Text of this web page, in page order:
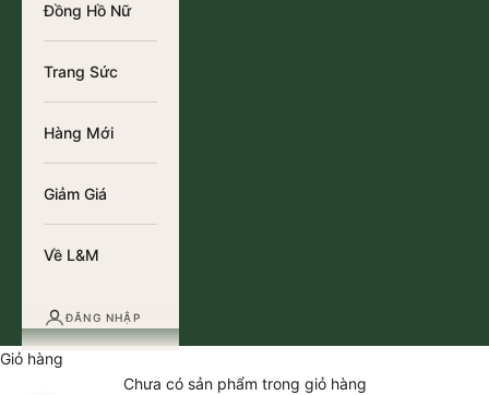
Đồng Hồ Nữ
Trang Sức
Hàng Mới
Giảm Giá
Về L&M
ĐĂNG NHẬP
Giỏ hàng
Chưa có sản phẩm trong giỏ hàng